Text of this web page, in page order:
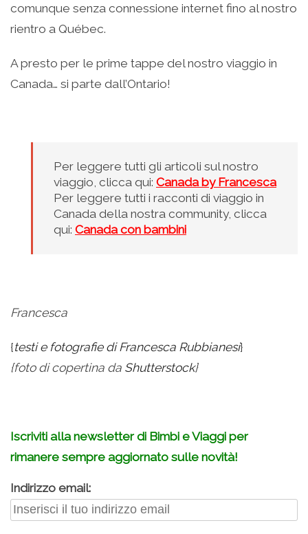
comunque senza connessione internet fino al nostro
rientro a Québec.
A presto per le prime tappe del nostro viaggio in
Canada… si parte dall’Ontario!
Per leggere tutti gli articoli sul nostro
viaggio, clicca qui: Canada by Francesca
Per leggere tutti i racconti di viaggio in
Canada della nostra community, clicca
qui: Canada con bambini
Francesca
{testi e fotografie di Francesca Rubbianesi}
{foto di copertina da Shutterstock}
Iscriviti alla newsletter di Bimbi e Viaggi per
rimanere sempre aggiornato sulle novità!
Indirizzo email: